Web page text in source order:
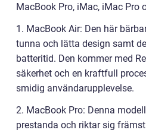
MacBook Pro, iMac, iMac Pro
1. MacBook Air: Den här
tunna och lätta design samt
batteritid. Den kommer med
säkerhet och en kraftfull
smidig användarupplevelse.
2. MacBook Pro: Denna
prestanda och riktar sig